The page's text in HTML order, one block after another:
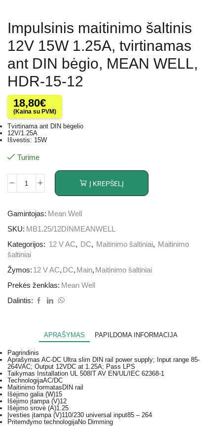
Impulsinis maitinimo šaltinis
12V 15W 1.25A, tvirtinamas
ant DIN bėgio, MEAN WELL,
HDR-15-12
18,80€
(Kaina su PVM)
Tvirtinama ant DIN bėgelio
12V/1.25A
Išvestis: 15W
Turime
Į KREPŠELĮ
Gamintojas: Mean Well
SKU: MB1.25/12DINMEANWELL
Kategorijos: 12 V AC, DC, Maitinimo šaltiniai, Maitinimo
šaltiniai
Žymos: 12 V AC, DC, Main, Maitinimo šaltiniai
Prekės ženklas: Mean Well
Dalintis:
APRAŠYMAS PAPILDOMA INFORMACIJA
Pagrindinis
Aprašymas AC-DC Ultra slim DIN rail power supply; Input range 85-
264VAC; Output 12VDC at 1.25A; Pass LPS
Taikymas Installation UL 508IT AV EN/UL/IEC 62368-1
TechnologijaAC/DC
Maitinimo formatas DIN rail
Išėjimo galia (W)15
Išėjimo įtampa (V)12
Išėjimo srovė (A)1.25
Įvesties įtampa (V)110/230 universal input85 – 264
Pritemdymo technologijaNo Dimming